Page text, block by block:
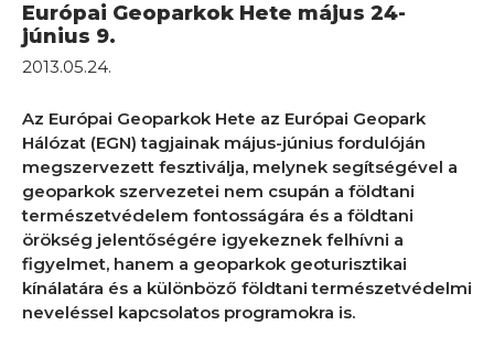
Európai Geoparkok Hete május 24-
június 9.
2013.05.24.
Az Európai Geoparkok Hete az Európai Geopark
Hálózat (EGN) tagjainak május-június fordulóján
megszervezett fesztiválja, melynek segítségével a
geoparkok szervezetei nem csupán a földtani
természetvédelem fontosságára és a földtani
örökség jelentőségére igyekeznek felhívni a
figyelmet, hanem a geoparkok geoturisztikai
kínálatára és a különböző földtani természetvédelmi
neveléssel kapcsolatos programokra is.